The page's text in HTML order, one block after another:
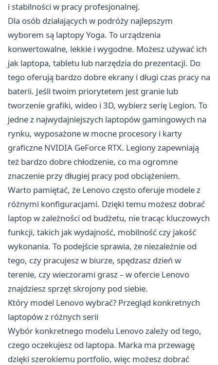
i stabilności w pracy profesjonalnej.
Dla osób działających w podróży najlepszym
wyborem są laptopy Yoga. To urządzenia
konwertowalne, lekkie i wygodne. Możesz używać ich
jak laptopa, tabletu lub narzędzia do prezentacji. Do
tego oferują bardzo dobre ekrany i długi czas pracy na
baterii. Jeśli twoim priorytetem jest granie lub
tworzenie grafiki, wideo i 3D, wybierz serię Legion. To
jedne z najwydajniejszych laptopów gamingowych na
rynku, wyposażone w mocne procesory i karty
graficzne NVIDIA GeForce RTX. Legiony zapewniają
też bardzo dobre chłodzenie, co ma ogromne
znaczenie przy długiej pracy pod obciążeniem.
Warto pamiętać, że Lenovo często oferuje modele z
różnymi konfiguracjami. Dzięki temu możesz dobrać
laptop w zależności od budżetu, nie tracąc kluczowych
funkcji, takich jak wydajność, mobilność czy jakość
wykonania. To podejście sprawia, że niezależnie od
tego, czy pracujesz w biurze, spędzasz dzień w
terenie, czy wieczorami grasz – w ofercie Lenovo
znajdziesz sprzęt skrojony pod siebie.
Który model Lenovo wybrać? Przegląd konkretnych
laptopów z różnych serii
Wybór konkretnego modelu Lenovo zależy od tego,
czego oczekujesz od laptopa. Marka ma przewagę
dzięki szerokiemu portfolio, więc możesz dobrać